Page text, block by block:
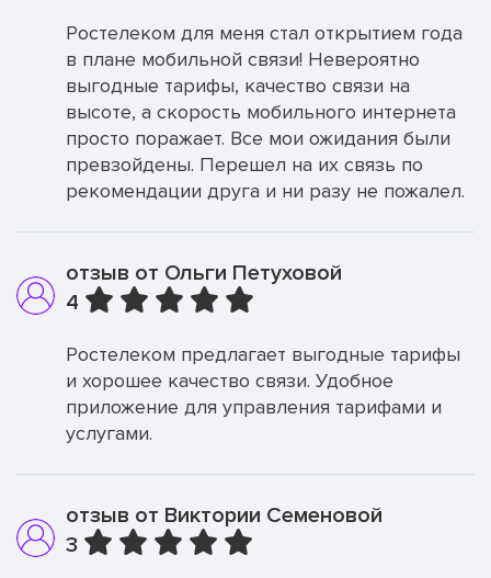
Ростелеком для меня стал открытием года
в плане мобильной связи! Невероятно
выгодные тарифы, качество связи на
высоте, а скорость мобильного интернета
просто поражает. Все мои ожидания были
превзойдены. Перешел на их связь по
рекомендации друга и ни разу не пожалел.
отзыв от Ольги Петуховой
4
Ростелеком предлагает выгодные тарифы
и хорошее качество связи. Удобное
приложение для управления тарифами и
услугами.
отзыв от Виктории Семеновой
3